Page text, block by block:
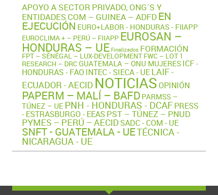
APOYO A SECTOR PRIVADO, ONG´S Y
ENTIDADES COM – GUINEA – ADFDEN
EJECUCIÓN EURO+LABOR - HONDURAS - FIIAPP
EUROCLIMA + – PERÚ – FIIAPP EUROSAN –
HONDURAS – UE Finalizados FORMACIÓN
FPT – SÉNÉGAL – LUX-DEVELOPMENT FWC – LOT 1
RESEARCH – DRCGUATEMALA – ONU MUJERES ICF -
HONDURAS - FAO INTEC - SIECA - UELAIF -
ECUADOR - AECID NOTICIASOPINIÓN
PAPERM – MALÍ – BAFD PARMSS –
TÚNEZ – UE PNH - HONDURAS - DCAFPRESS
- ESTRASBURGO - EEAS PST – TÚNEZ – PNUD
PYMES – PERÚ – AECID SADC - COM - UE
SNFT - GUATEMALA - UETÉCNICA -
NICARAGUA - UE